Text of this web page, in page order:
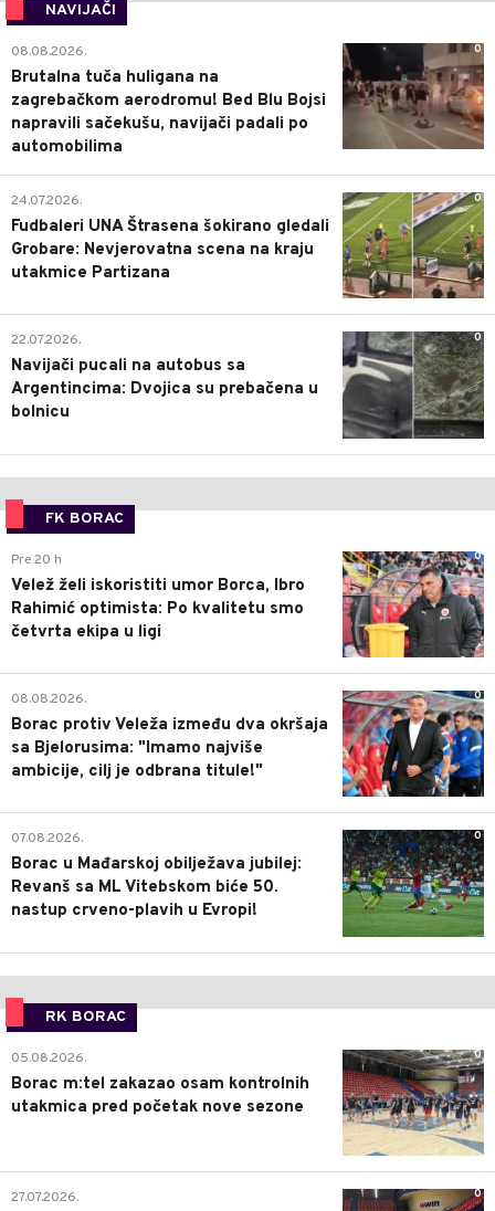
NAVIJAČI
0
08.08.2026.
Brutalna tuča huligana na
zagrebačkom aerodromu! Bed Blu Bojsi
napravili sačekušu, navijači padali po
automobilima
0
24.07.2026.
Fudbaleri UNA Štrasena šokirano gledali
Grobare: Nevjerovatna scena na kraju
utakmice Partizana
0
22.07.2026.
Navijači pucali na autobus sa
Argentincima: Dvojica su prebačena u
bolnicu
FK BORAC
0
Pre 20 h
Velež želi iskoristiti umor Borca, Ibro
Rahimić optimista: Po kvalitetu smo
četvrta ekipa u ligi
0
08.08.2026.
Borac protiv Veleža između dva okršaja
sa Bjelorusima: "Imamo najviše
ambicije, cilj je odbrana titule!"
0
07.08.2026.
Borac u Mađarskoj obilježava jubilej:
Revanš sa ML Vitebskom biće 50.
nastup crveno-plavih u Evropi!
RK BORAC
0
05.08.2026.
Borac m:tel zakazao osam kontrolnih
utakmica pred početak nove sezone
0
27.07.2026.